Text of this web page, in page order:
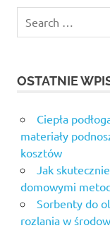
ogłoszenia
sprzedam
mieszkanie
waga
Mini Lotto
sudoku
łatwe
wytrzymałość
materiałów
korepetycje
for:
OSTATNIE
Ciepła
materiały
kosztów
Jak
domowymi
Sorbenty do
rozlania w